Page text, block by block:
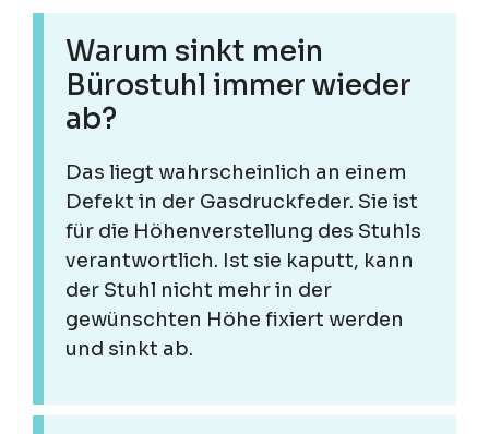
Warum sinkt mein
Bürostuhl immer wieder
ab?
Das liegt wahrscheinlich an einem
Defekt in der Gasdruckfeder. Sie ist
für die Höhenverstellung des Stuhls
verantwortlich. Ist sie kaputt, kann
der Stuhl nicht mehr in der
gewünschten Höhe fixiert werden
und sinkt ab.